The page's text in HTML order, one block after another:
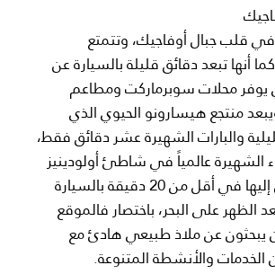
قلب جبال أوفاجيك، وتتمتع
أنها تبعد دقائق قليلة بالسيارة عن
يوفر محلات سوبرماركت ومطاعم
منتجع هيسارونو الحيوي الذي
والبارات الشهيرة عشر دقائق فقط،
الشهيرة عالمياً في شاطئ أولودينيز
فيمكن الوصول إليها في أقل من 20 دقيقة بالسيارة
الظهر على البحر، باختصار فالموقع
يبحثون عن ملاذ طبيعي هادئ مع
الخدمات والأنشطة المتنوعة.